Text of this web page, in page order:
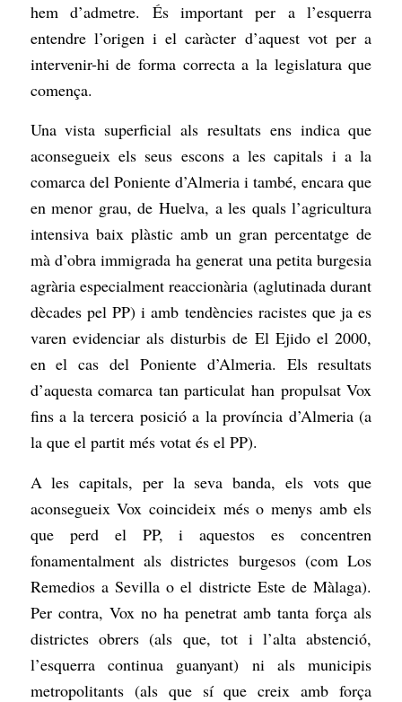
hem d’admetre. És important per a l’esquerra
entendre l’origen i el caràcter d’aquest vot per a
intervenir-hi de forma correcta a la legislatura que
comença.
Una vista superficial als resultats ens indica que
aconsegueix els seus escons a les capitals i a la
comarca del Poniente d’Almeria i també, encara que
en menor grau, de Huelva, a les quals l’agricultura
intensiva baix plàstic amb un gran percentatge de
mà d’obra immigrada ha generat una petita burgesia
agrària especialment reaccionària (aglutinada durant
dècades pel PP) i amb tendències racistes que ja es
varen evidenciar als disturbis de El Ejido el 2000,
en el cas del Poniente d’Almeria. Els resultats
d’aquesta comarca tan particulat han propulsat Vox
fins a la tercera posició a la província d’Almeria (a
la que el partit més votat és el PP).
A les capitals, per la seva banda, els vots que
aconsegueix Vox coincideix més o menys amb els
que perd el PP, i aquestos es concentren
fonamentalment als districtes burgesos (com Los
Remedios a Sevilla o el districte Este de Màlaga).
Per contra, Vox no ha penetrat amb tanta força als
districtes obrers (als que, tot i l’alta abstenció,
l’esquerra continua guanyant) ni als municipis
metropolitants (als que sí que creix amb força